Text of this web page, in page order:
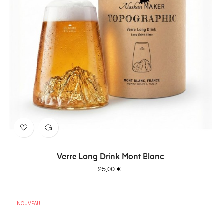
Verre Long Drink Mont Blanc
Prix
25,00 €
NOUVEAU